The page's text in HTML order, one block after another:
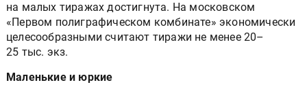
на малых тиражах достигнута. На московском
«Первом полиграфическом комбинате» экономически
целесообразными считают тиражи не менее 20–
25 тыс. экз.
Маленькие и юркие